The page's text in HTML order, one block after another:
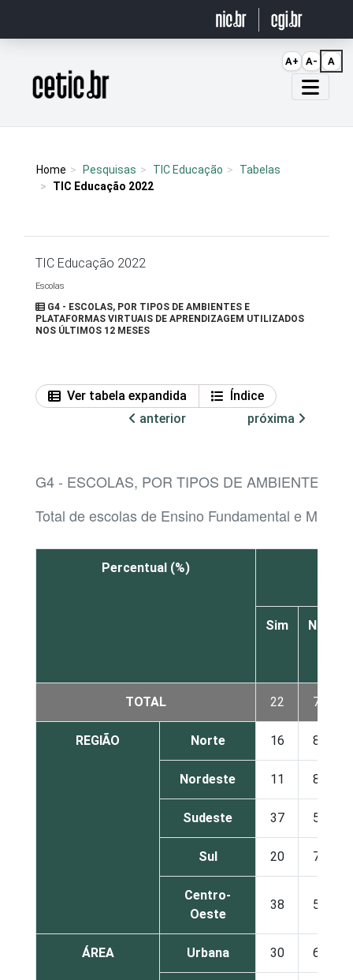
Página inicial
Home Pesquisas TIC Educação
Tabelas
TIC Educação 2022
TIC Educação 2022
Escolas
G4 - ESCOLAS, POR TIPOS DE AMBIENTES E
PLATAFORMAS VIRTUAIS DE APRENDIZAGEM UTILIZADOS
NOS ÚLTIMOS 12 MESES
Ver tabela expandida
Índice
anterior
próxima
G4 - ESCOLAS, POR TIPOS DE AMBIENTES E
Total de escolas de Ensino Fundamental e Médio
Percentual (%)
Sim
Não
TOTAL 22 76
REGIÃO Norte 16 83
Nordeste 11 87
Sudeste 37 59
Sul 20 79
Centro-
Oeste
38 58
ÁREA Urbana 30 67
A+ A- A